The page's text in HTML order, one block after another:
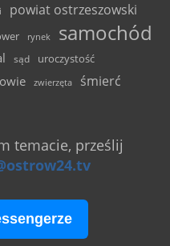
powiat ostrzeszowski
rynek samochód
sąd uroczystość
zwierzęta śmierć
temacie, prześlij